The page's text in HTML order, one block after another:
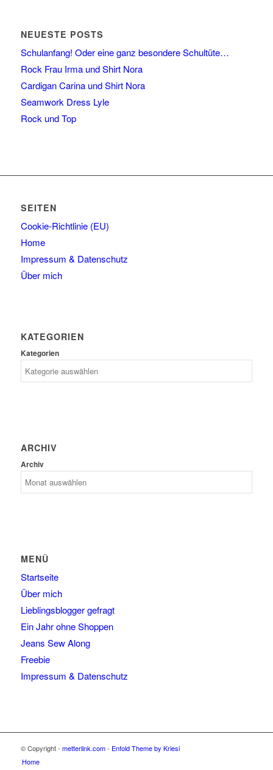
NEUESTE POSTS
Schulanfang! Oder eine ganz besondere Schultüte…
Rock Frau Irma und Shirt Nora
Cardigan Carina und Shirt Nora
Seamwork Dress Lyle
Rock und Top
SEITEN
Cookie-Richtlinie (EU)
Home
Impressum & Datenschutz
Über mich
KATEGORIEN
Kategorien
ARCHIV
Archiv
MENÜ
Startseite
Über mich
Lieblingsblogger gefragt
Ein Jahr ohne Shoppen
Jeans Sew Along
Freebie
Impressum & Datenschutz
© Copyright - metterlink.com- Enfold Theme by Kriesi
Home